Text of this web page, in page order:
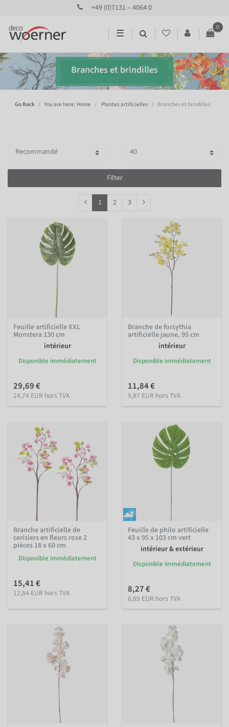
+49 (0)7131 – 4064 0
☰
0
Branches et brindilles
Go Back You are here: Home Plantes artificielles Branches et brindilles
Filter
1 2 3
Feuille artificielle XXL
Monstera 130 cm
intérieur
Disponible immédiatement
29,69 €
24,74 EUR hors TVA
Branche de forsythia
artificielle jaune, 95 cm
intérieur
Disponible immédiatement
11,84 €
9,87 EUR hors TVA
Branche artificielle de
cerisiers en fleurs rose 2
pièces 18 x 60 cm
Disponible immédiatement
15,41 €
12,84 EUR hors TVA
Feuille de philo artificielle
43 x 95 x 103 cm vert
intérieur & extérieur
Disponible immédiatement
8,27 €
6,89 EUR hors TVA